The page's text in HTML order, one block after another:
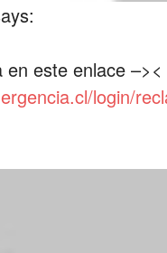
este enlace –><
login/